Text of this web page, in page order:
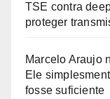
TSE contra
proteger
Marcelo Araujo
Ele
fosse suficiente